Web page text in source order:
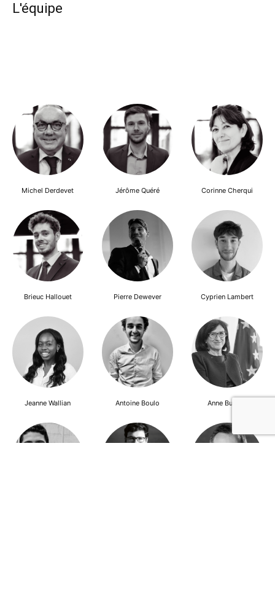
L'équipe
Michel Derdevet Jérôme Quéré Corinne Cherqui
Brieuc Hallouet Pierre Dewever Cyprien Lambert
Jeanne Wallian Antoine Boulo Anne Bucher